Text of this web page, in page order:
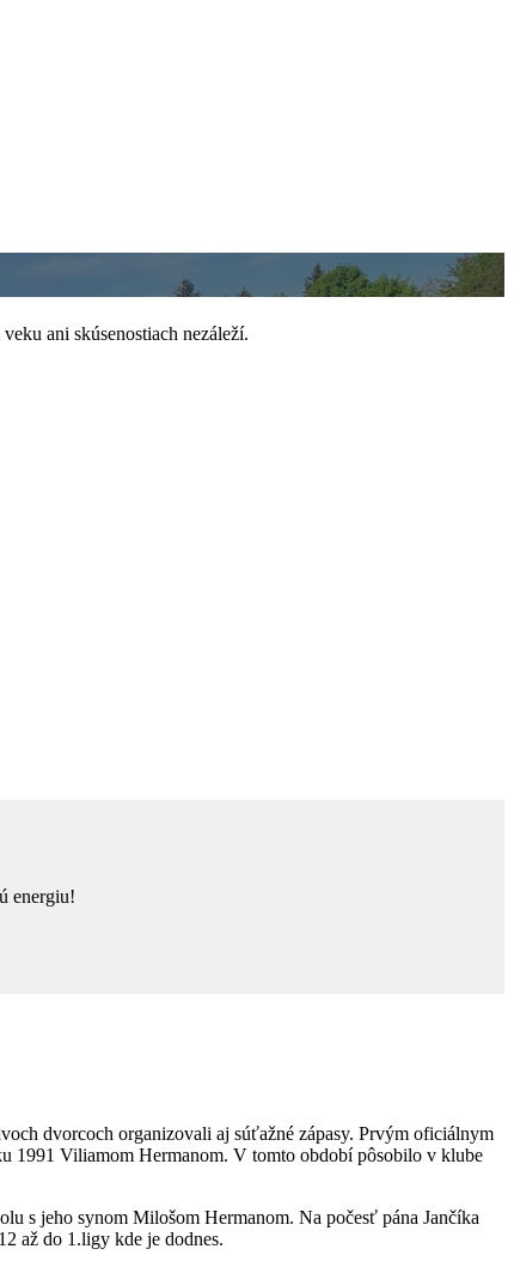
ani skúsenostiach nezáleží.
energiu!
dvorcoch organizovali aj súťažné zápasy. Prvým oficiálnym
1991 Viliamom Hermanom. V tomto období pôsobilo v klube
s jeho synom Milošom Hermanom. Na počesť pána Jančíka
až do 1.ligy kde je dodnes.